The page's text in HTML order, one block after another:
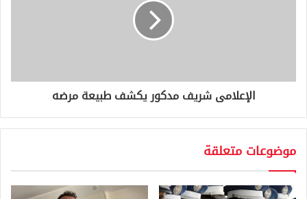
الإعلامى شريف مدكور يكشف طبيعة مرضه
موضوعات متعلقة